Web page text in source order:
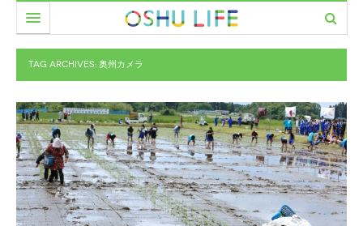
食べる
カフェ
レストラン
居酒屋・バー
暮らす
美容室
ファッション
家具・雑貨
美容室
遊ぶ
市民サークル
働く
イベント
PEOPLE
TAG ARCHIVES: 奥州カメラ